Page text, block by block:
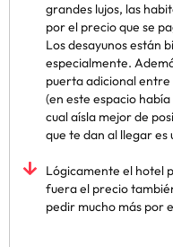
grandes lujos, las
por el precio que se
Los desayunos están
especialmente.
puerta adicional
(en este espacio
cual aísla mejor de
que te dan al llegar es
Lógicamente el hotel
fuera el precio
pedir mucho más por